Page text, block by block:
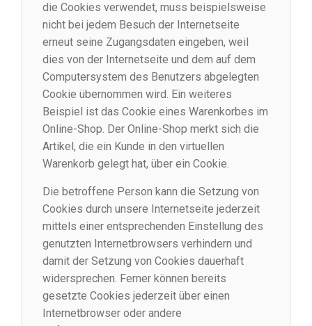
die Cookies verwendet, muss beispielsweise
nicht bei jedem Besuch der Internetseite
erneut seine Zugangsdaten eingeben, weil
dies von der Internetseite und dem auf dem
Computersystem des Benutzers abgelegten
Cookie übernommen wird. Ein weiteres
Beispiel ist das Cookie eines Warenkorbes im
Online-Shop. Der Online-Shop merkt sich die
Artikel, die ein Kunde in den virtuellen
Warenkorb gelegt hat, über ein Cookie.
Die betroffene Person kann die Setzung von
Cookies durch unsere Internetseite jederzeit
mittels einer entsprechenden Einstellung des
genutzten Internetbrowsers verhindern und
damit der Setzung von Cookies dauerhaft
widersprechen. Ferner können bereits
gesetzte Cookies jederzeit über einen
Internetbrowser oder andere